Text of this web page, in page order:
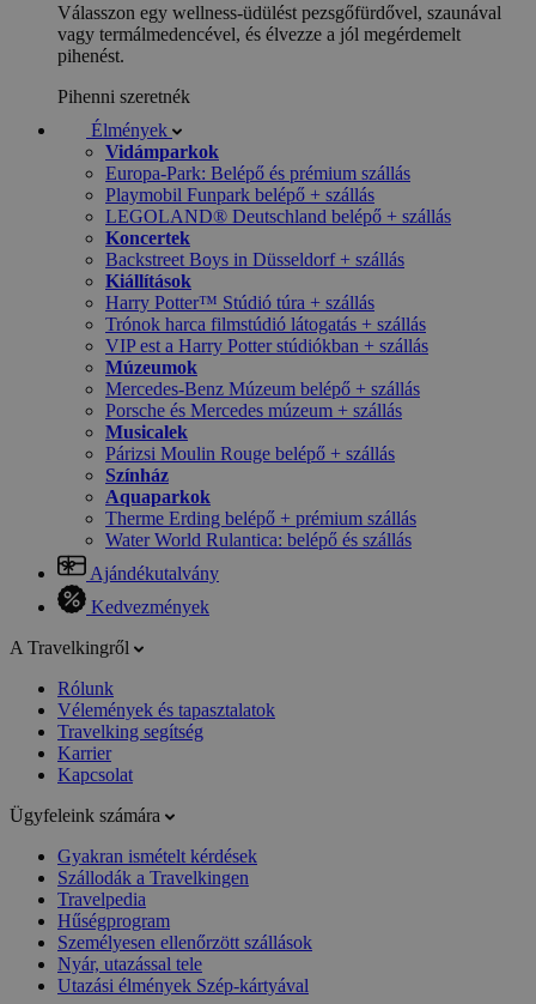
Válasszon egy wellness-üdülést pezsgőfürdővel, szaunával
vagy termálmedencével, és élvezze a jól megérdemelt
pihenést.
Pihenni szeretnék
Élmények
Vidámparkok
Europa-Park: Belépő és prémium szállás
Playmobil Funpark belépő + szállás
LEGOLAND® Deutschland belépő + szállás
Koncertek
Backstreet Boys in Düsseldorf + szállás
Kiállítások
Harry Potter™ Stúdió túra + szállás
Trónok harca filmstúdió látogatás + szállás
VIP est a Harry Potter stúdiókban + szállás
Múzeumok
Mercedes-Benz Múzeum belépő + szállás
Porsche és Mercedes múzeum + szállás
Musicalek
Párizsi Moulin Rouge belépő + szállás
Színház
Aquaparkok
Therme Erding belépő + prémium szállás
Water World Rulantica: belépő és szállás
Ajándékutalvány
Kedvezmények
A Travelkingről
Rólunk
Vélemények és tapasztalatok
Travelking segítség
Karrier
Kapcsolat
Ügyfeleink számára
Gyakran ismételt kérdések
Szállodák a Travelkingen
Travelpedia
Hűségprogram
Személyesen ellenőrzött szállások
Nyár, utazással tele
Utazási élmények Szép-kártyával